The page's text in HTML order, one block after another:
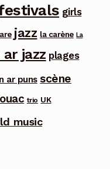
girls
jazz la carène La
ar jazz plages
ar puns scène
trio UK
music